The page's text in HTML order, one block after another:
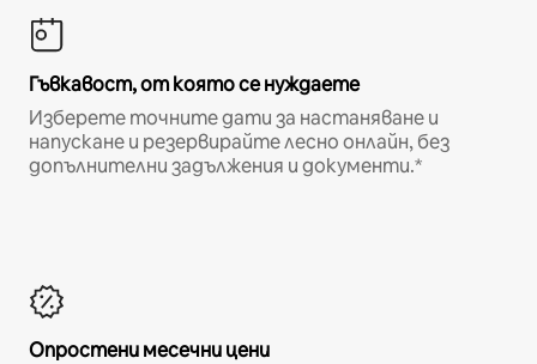
Гъвкавост, от която се нуждаете
Изберете точните дати за настаняване и
напускане и резервирайте лесно онлайн, без
допълнителни задължения и документи.*
Опростени месечни цени